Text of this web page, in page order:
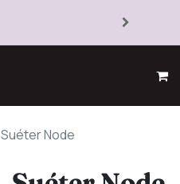
Suéter Node